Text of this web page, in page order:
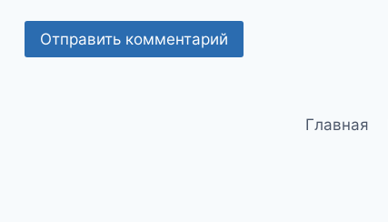
Главная